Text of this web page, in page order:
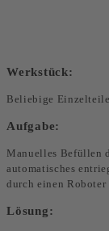
Werkstück:
Beliebige Einzelteile
Aufgabe:
Manuelles Befüllen
automatisches
durch einen Roboter
Lösung: